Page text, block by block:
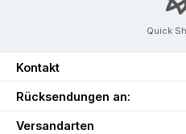
Quick
Kontakt
Rücksendungen an:
Versandarten